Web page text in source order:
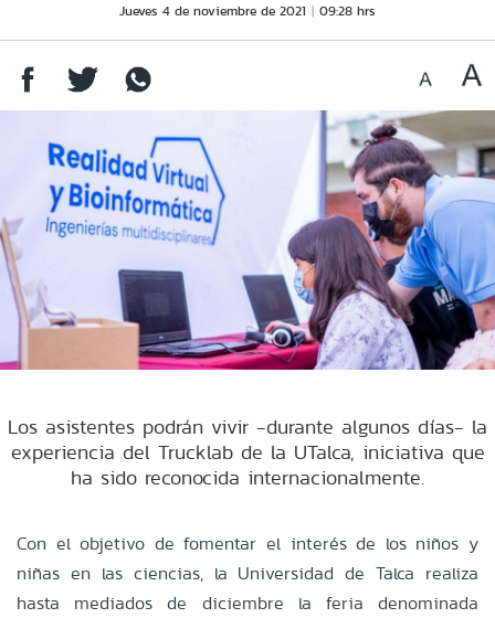
Jueves 4 de noviembre de 2021 09:28 hrs
Los asistentes podrán vivir -durante algunos días- la
experiencia del Trucklab de la UTalca, iniciativa que
ha sido reconocida internacionalmente.
Con el objetivo de fomentar el interés de los niños y
niñas en las ciencias, la Universidad de Talca realiza
hasta mediados de diciembre la feria denominada